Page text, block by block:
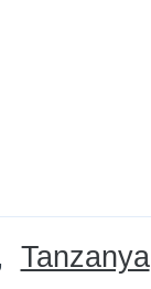
Tanzanya